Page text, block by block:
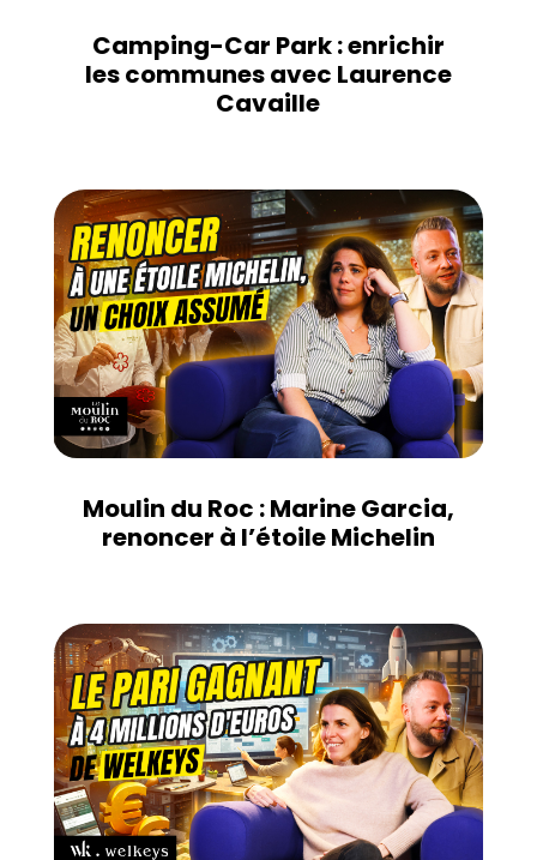
Camping-Car Park : enrichir
les communes avec Laurence
Cavaille
Moulin du Roc : Marine Garcia,
renoncer à l’étoile Michelin